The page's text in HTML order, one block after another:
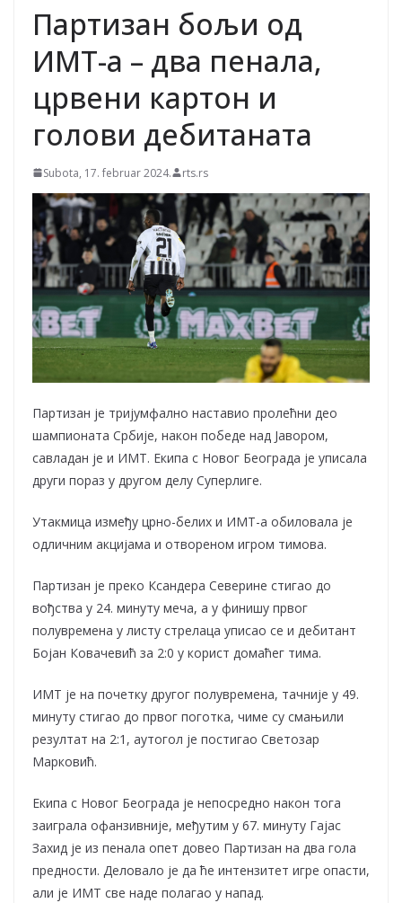
Fonseka: "Đoković je sve
stariji – zato to predlaže"
Партизан бољи од
ИМТ-а – два пенала,
црвени картон и
голови дебитаната
Subota, 17. februar 2024. rts.rs
Партизан је тријумфално наставио пролећни део
шампионата Србије, након победе над Јавором,
савладан је и ИМТ. Екипа с Новог Београда је уписала
други пораз у другом делу Суперлиге.
Утакмица између црно-белих и ИМТ-а обиловала је
одличним акцијама и отвореном игром тимова.
Партизан је преко Ксандера Северине стигао до
вођства у 24. минуту меча, а у финишу првог
полувремена у листу стрелаца уписао се и дебитант
Бојан Ковачевић за 2:0 у корист домаћег тима.
ИМТ је на почетку другог полувремена, тачније у 49.
минуту стигао до првог поготка, чиме су смањили
резултат на 2:1, аутогол је постигао Светозар
Марковић.
Екипа с Новог Београда је непосредно након тога
заиграла офанзивније, међутим у 67. минуту Гајас
Захид је из пенала опет довео Партизан на два гола
предности. Деловало је да ће интензитет игре опасти,
али је ИМТ све наде полагао у напад.